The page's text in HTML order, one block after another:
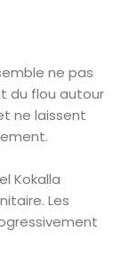
ne pas
du flou autour
ne laissent
Kokalla
Les